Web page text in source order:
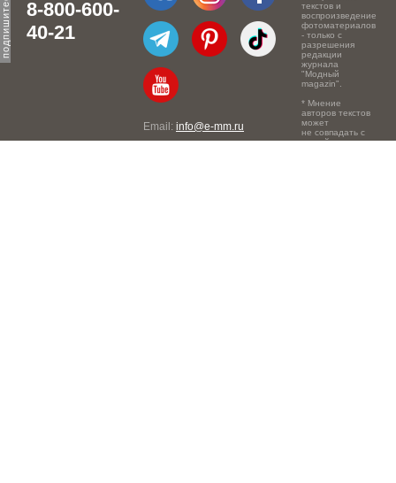
8-800-600-
40-21
Email: info@e-mm.ru
текстов и
воспроизведение
фотоматериалов
- только с
разрешения
редакции
журнала
"Модный
magazin".
* Мнение
авторов текстов
может
не совпадать с
точкой зрения